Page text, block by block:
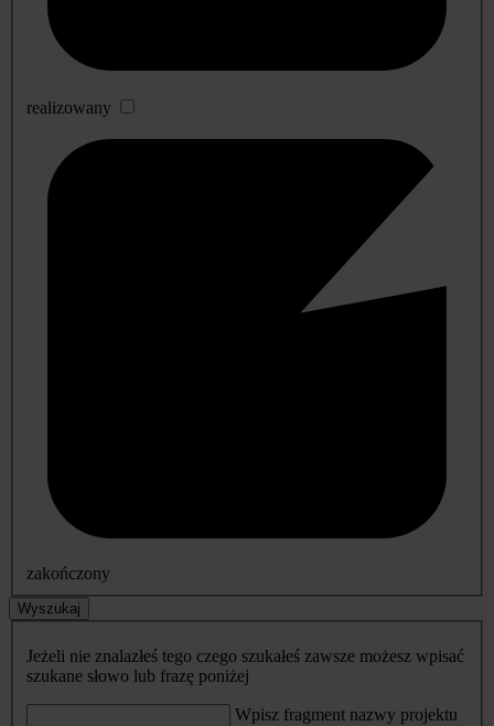
realizowany
zakończony
Wyszukaj
Jeżeli nie znalazłeś tego czego szukałeś zawsze możesz wpisać
szukane słowo lub frazę poniżej
Wpisz fragment nazwy projektu